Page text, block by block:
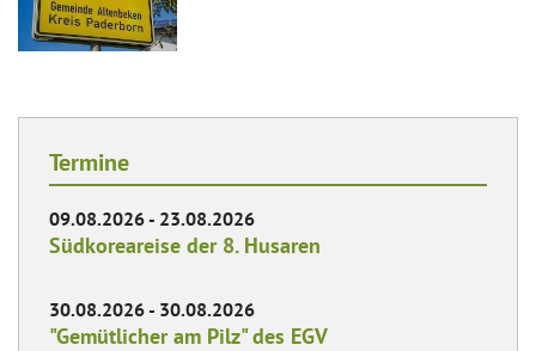
Termine
09.08.2026 - 23.08.2026
Südkoreareise der 8. Husaren
30.08.2026 - 30.08.2026
"Gemütlicher am Pilz" des EGV